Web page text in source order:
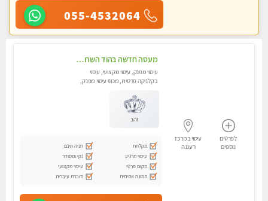
055-4532064
לפרטים
נוספים
עיסוי במרכז
רעננה
מעסה חדשה בהוד השרון-מוזמן לחוויה בלתי נשכחת!!!עיסוי מפנק ביותר במקום פרטי לחלוטין!!
עיסוי מפנק, עיסוי מקצועי, עיסוי
בקלניקה פרטית, מכוני עיסוי מפנק,
זהב
מקלחת
חניה חינם
עיסוי מרגיע
נקי ומסודר
מקום פרטי
עיסוי מקצועי
תמונה אמיתית
דוברת עיברית